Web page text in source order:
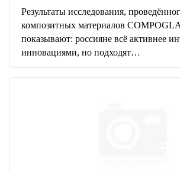
Результаты исследования,
композитных материалов
показывают: россияне всё активнее
инновациями, но подходят…